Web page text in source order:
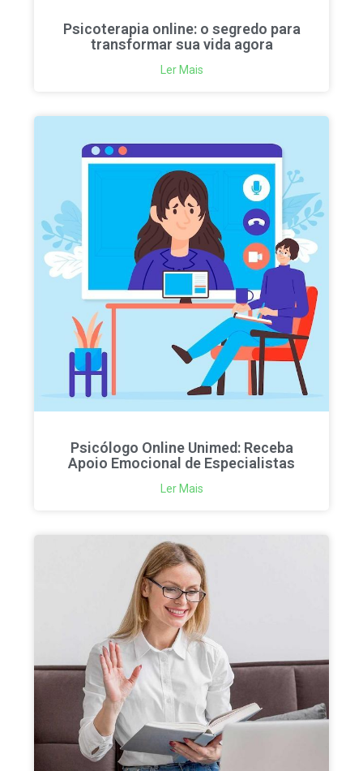
Psicoterapia online: o segredo para
transformar sua vida agora
Ler Mais
Psicólogo Online Unimed: Receba
Apoio Emocional de Especialistas
Ler Mais